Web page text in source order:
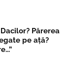
Părerea
pe ață?